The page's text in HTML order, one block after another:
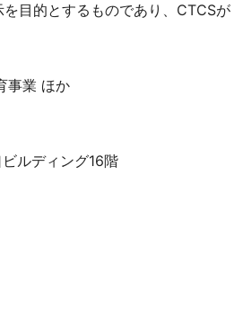
目的とするものであり、CTCSが
事業 ほか
ディング16階